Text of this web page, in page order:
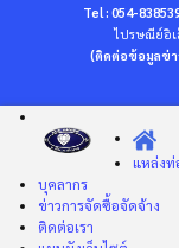
Tel : 054-
ไปรษณีย์อิ
(ติดต่อข้อมูลข่า
แหล่งท่
บุคลากร
ข่าวการจัดซื้อจัดจ้าง
ติดต่อเรา